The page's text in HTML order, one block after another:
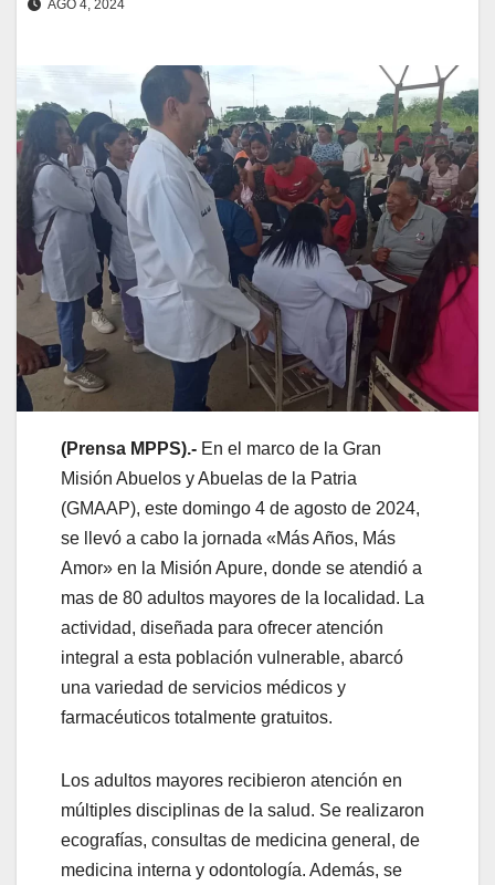
AGO 4, 2024
(Prensa MPPS).- En el marco de la Gran
Misión Abuelos y Abuelas de la Patria
(GMAAP), este domingo 4 de agosto de 2024,
se llevó a cabo la jornada «Más Años, Más
Amor» en la Misión Apure, donde se atendió a
mas de 80 adultos mayores de la localidad. La
actividad, diseñada para ofrecer atención
integral a esta población vulnerable, abarcó
una variedad de servicios médicos y
farmacéuticos totalmente gratuitos.
Los adultos mayores recibieron atención en
múltiples disciplinas de la salud. Se realizaron
ecografías, consultas de medicina general, de
medicina interna y odontología. Además, se